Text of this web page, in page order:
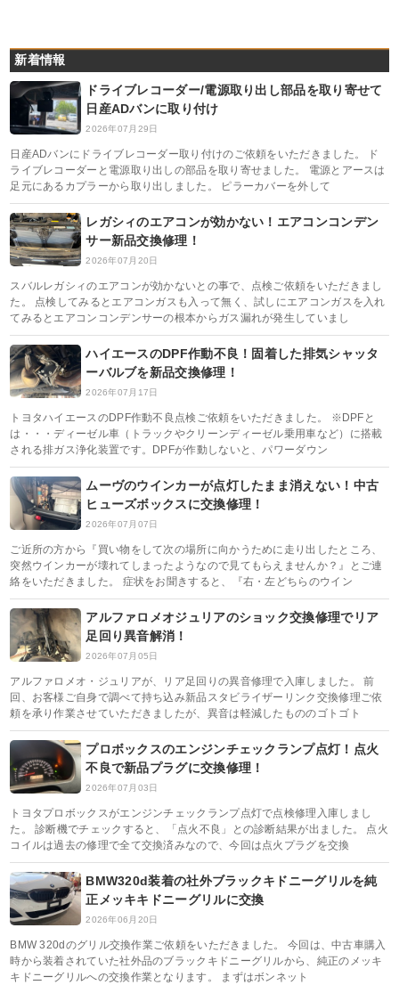
新着情報
ドライブレコーダー/電源取り出し部品を取り寄せて
日産ADバンに取り付け
2026年07月29日
日産ADバンにドライブレコーダー取り付けのご依頼をいただきました。 ド
ライブレコーダーと電源取り出しの部品を取り寄せました。 電源とアースは
足元にあるカプラーから取り出しました。 ピラーカバーを外して
レガシィのエアコンが効かない！エアコンコンデン
サー新品交換修理！
2026年07月20日
スバルレガシィのエアコンが効かないとの事で、点検ご依頼をいただきまし
た。 点検してみるとエアコンガスも入って無く、試しにエアコンガスを入れ
てみるとエアコンコンデンサーの根本からガス漏れが発生していまし
ハイエースのDPF作動不良！固着した排気シャッタ
ーバルブを新品交換修理！
2026年07月17日
トヨタハイエースのDPF作動不良点検ご依頼をいただきました。 ※DPFと
は・・・ディーゼル車（トラックやクリーンディーゼル乗用車など）に搭載
される排ガス浄化装置です。DPFが作動しないと、パワーダウン
ムーヴのウインカーが点灯したまま消えない！中古
ヒューズボックスに交換修理！
2026年07月07日
ご近所の方から『買い物をして次の場所に向かうために走り出したところ、
突然ウインカーが壊れてしまったようなので見てもらえませんか？』とご連
絡をいただきました。 症状をお聞きすると、『右・左どちらのウイン
アルファロメオジュリアのショック交換修理でリア
足回り異音解消！
2026年07月05日
アルファロメオ・ジュリアが、リア足回りの異音修理で入庫しました。 前
回、お客様ご自身で調べて持ち込み新品スタビライザーリンク交換修理ご依
頼を承り作業させていただきましたが、異音は軽減したもののゴトゴト
プロボックスのエンジンチェックランプ点灯！点火
不良で新品プラグに交換修理！
2026年07月03日
トヨタプロボックスがエンジンチェックランプ点灯で点検修理入庫しまし
た。 診断機でチェックすると、「点火不良」との診断結果が出ました。 点火
コイルは過去の修理で全て交換済みなので、今回は点火プラグを交換
BMW320d装着の社外ブラックキドニーグリルを純
正メッキキドニーグリルに交換
2026年06月20日
BMW 320dのグリル交換作業ご依頼をいただきました。 今回は、中古車購入
時から装着されていた社外品のブラックキドニーグリルから、純正のメッキ
キドニーグリルへの交換作業となります。 まずはボンネット